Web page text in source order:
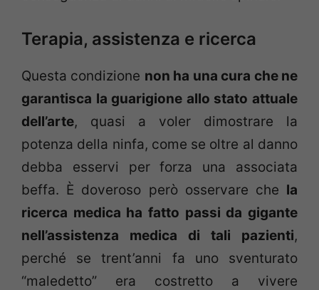
Terapia, assistenza e ricerca
Questa condizione non ha una cura che ne
garantisca la guarigione allo stato attuale
dell’arte, quasi a voler dimostrare la
potenza della ninfa, come se oltre al danno
debba esservi per forza una associata
beffa. È doveroso però osservare che la
ricerca medica ha fatto passi da gigante
nell’assistenza medica di tali pazienti,
perché se trent’anni fa uno sventurato
“maledetto” era costretto a vivere